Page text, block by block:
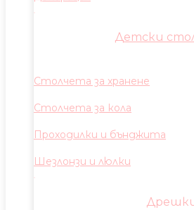
Детски
Столчета за хранене
Столчета за кола
Проходилки и бънджита
Шезлонзи и люлки